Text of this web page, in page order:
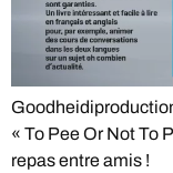
« To Pee Or Not To
repas entre amis !